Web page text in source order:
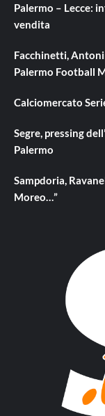
Palermo – Lecce:
vendita
Facchinetti,
Palermo Football
Calciomercato
Segre, pressing
Palermo
Sampdoria,
Moreo…”